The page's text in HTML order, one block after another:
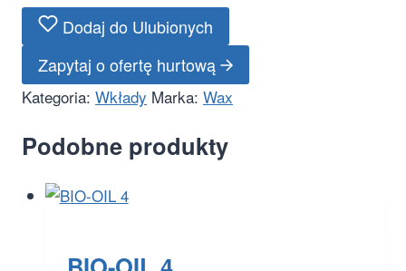
Dodaj do Ulubionych
Zapytaj o ofertę hurtową
Kategoria: Wkłady Marka: Wax
Podobne produkty